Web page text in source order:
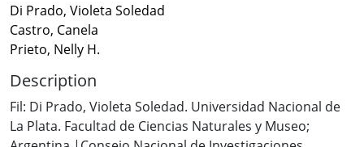
Di Prado, Violeta Soledad
Castro, Canela
Prieto, Nelly H.
Description
Fil: Di Prado, Violeta Soledad. Universidad Nacional de
La Plata. Facultad de Ciencias Naturales y Museo;